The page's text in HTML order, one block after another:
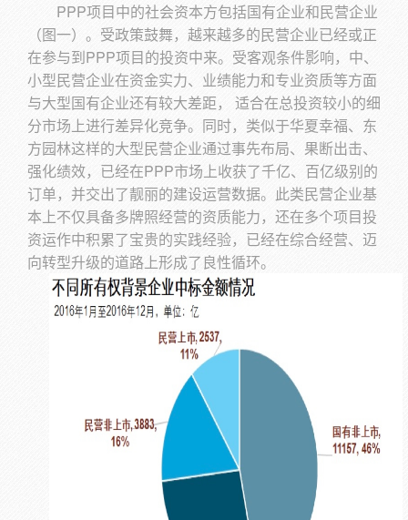
PPP项目中的社会资本方包括国有企业和民营企业
（图一）。受政策鼓舞，越来越多的民营企业已经或正
在参与到PPP项目的投资中来。受客观条件影响，中、
小型民营企业在资金实力、业绩能力和专业资质等方面
与大型国有企业还有较大差距， 适合在总投资较小的细
分市场上进行差异化竞争。同时，类似于华夏幸福、东
方园林这样的大型民营企业通过事先布局、果断出击、
强化绩效，已经在PPP市场上收获了千亿、百亿级别的
订单，并交出了靓丽的建设运营数据。此类民营企业基
本上不仅具备多牌照经营的资质能力，还在多个项目投
资运作中积累了宝贵的实践经验，已经在综合经营、迈
向转型升级的道路上形成了良性循环。